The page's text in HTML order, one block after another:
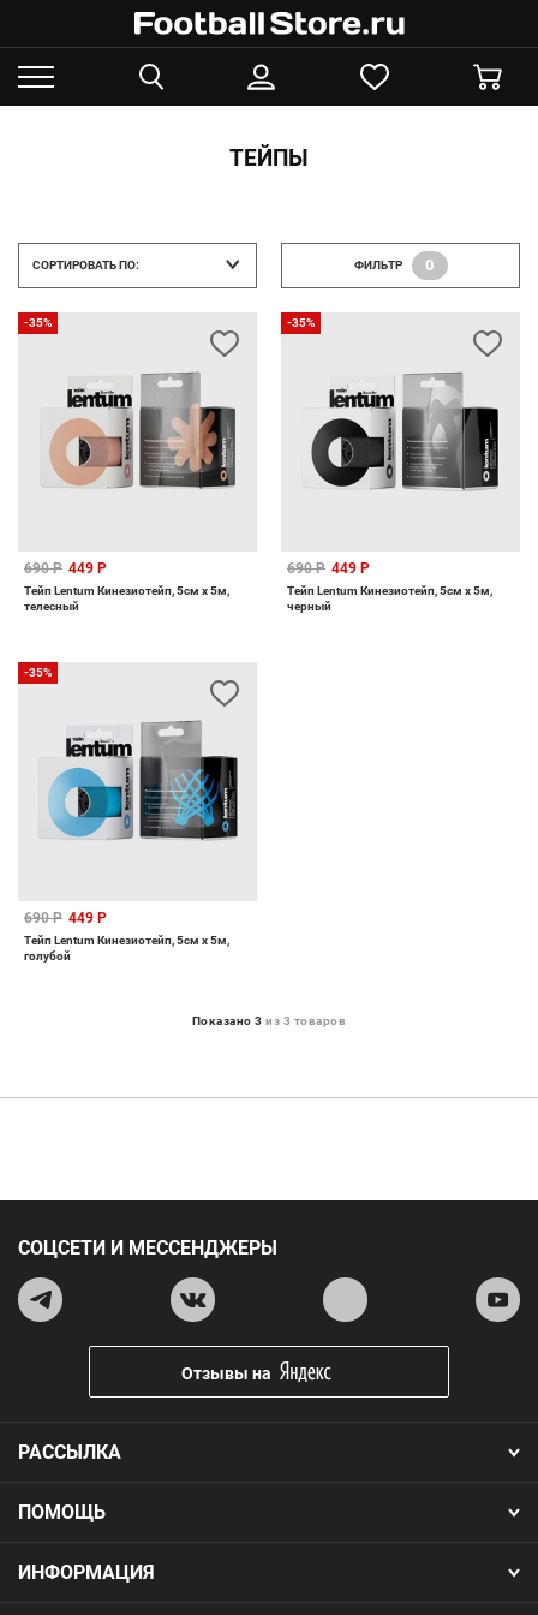
ТЕЙПЫ
СОРТИРОВАТЬ ПО: ФИЛЬТР 0
-35%
690 Р 449 Р
Тейп Lentum Кинезиотейп, 5см x 5м,
телесный
-35%
690 Р 449 Р
Тейп Lentum Кинезиотейп, 5см x 5м,
черный
-35%
690 Р 449 Р
Тейп Lentum Кинезиотейп, 5см x 5м,
голубой
Показано 3 из 3 товаров
ПОМОЩЬ
ИНФОРМАЦИЯ
РАССЫЛКА
СОЦСЕТИ И МЕССЕНДЖЕРЫ
Отзывы на